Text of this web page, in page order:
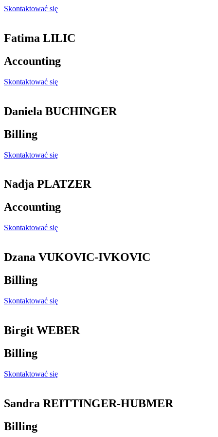
Skontaktować się
Fatima LILIC
Accounting
Skontaktować się
Daniela BUCHINGER
Billing
Skontaktować się
Nadja PLATZER
Accounting
Skontaktować się
Dzana VUKOVIC-IVKOVIC
Billing
Skontaktować się
Birgit WEBER
Billing
Skontaktować się
Sandra REITTINGER-HUBMER
Billing